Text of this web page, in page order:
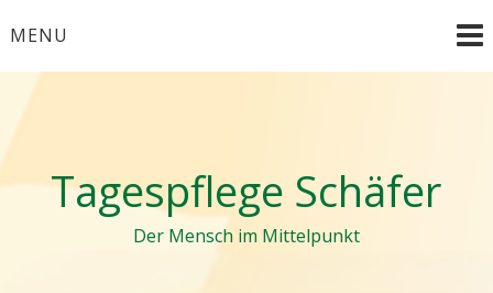
toMENU
Tagespflege Schäfer
Der Mensch im Mittelpunkt